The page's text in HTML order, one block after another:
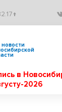
новости
в
2026